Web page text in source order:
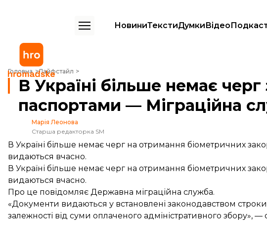
НовиниТекстиДумкиВідео
Головна Лайфстайл
В Україні більше немає черг за закордонними паспортами — Міграційна служба
В Україні більше немає
паспортами — Міграційна
Марія Леонова
Старша редакторка SM
В Україні більше немає черг на отримання біометричних
видаються вчасно.
В Україні більше немає черг на отримання біометричних
видаються вчасно.
Про це повідомляє Державна міграційна служба.
«Документи видаються у встановлені законодавством
залежності від суми оплаченого адміністративного